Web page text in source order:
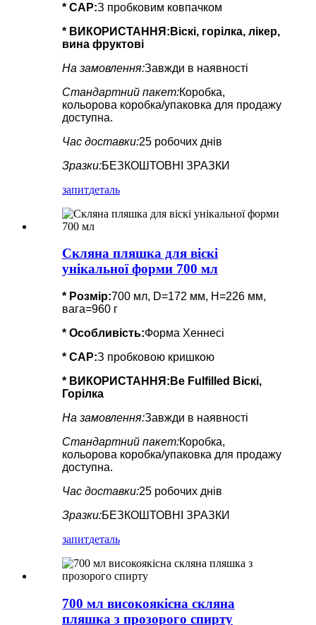
* CAP:З пробковим ковпачком
* ВИКОРИСТАННЯ: Віскі, горілка, лікер,
вина фруктові
На замовлення:Завжди в наявності
Стандартний пакет:Коробка,
кольорова коробка/упаковка для продажу
доступна.
Час доставки:25 робочих днів
Зразки:БЕЗКОШТОВНІ ЗРАЗКИ
запитдеталь
Скляна пляшка для віскі
унікальної форми 700 мл
* Розмір:700 мл, D=172 мм, H=226 мм,
вага=960 г
* Особливість:Форма Хеннесі
* CAP:З пробковою кришкою
* ВИКОРИСТАННЯ: Be Fulfilled Віскі,
Горілка
На замовлення:Завжди в наявності
Стандартний пакет:Коробка,
кольорова коробка/упаковка для продажу
доступна.
Час доставки:25 робочих днів
Зразки:БЕЗКОШТОВНІ ЗРАЗКИ
запитдеталь
700 мл високоякісна скляна
пляшка з прозорого спирту